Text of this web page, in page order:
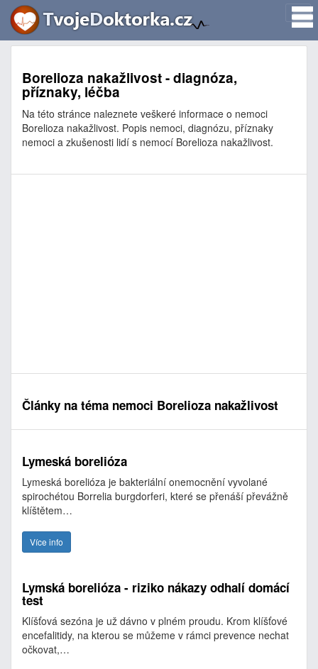
Borelioza nakažlivost - diagnóza,
příznaky, léčba
Na této stránce naleznete veškeré informace o nemoci
Borelioza nakažlivost. Popis nemoci, diagnózu, příznaky
nemoci a zkušenosti lidí s nemocí Borelioza nakažlivost.
Články na téma nemoci Borelioza nakažlivost
Lymeská borelióza
Lymeská borelióza je bakteriální onemocnění vyvolané
spirochétou Borrelia burgdorferi, které se přenáší převážně
klíštětem…
Více info
Lymská borelióza - riziko nákazy odhalí domácí
test
Klíšťová sezóna je už dávno v plném proudu. Krom klíšťové
encefalitidy, na kterou se můžeme v rámci prevence nechat
očkovat,…